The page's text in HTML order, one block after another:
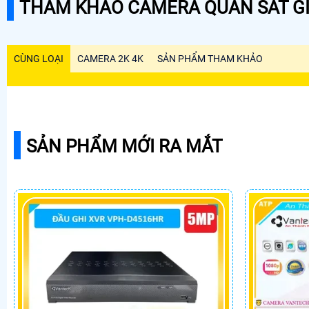
THAM KHẢO CAMERA QUAN SÁT
CÙNG LOẠI CAMERA 2K 4K SẢN PHẨM THAM KHẢO
SẢN PHẨM MỚI RA MẮT